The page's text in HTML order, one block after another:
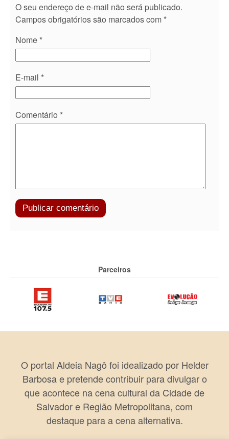
O seu endereço de e-mail não será publicado.
Campos obrigatórios são marcados com *
Nome *
E-mail *
Comentário *
Parceiros
O portal Aldeia Nagô foi idealizado por Helder
Barbosa e pretende contribuir para divulgar o
que acontece na cena cultural da Cidade de
Salvador e Região Metropolitana, com
destaque para a cena alternativa.